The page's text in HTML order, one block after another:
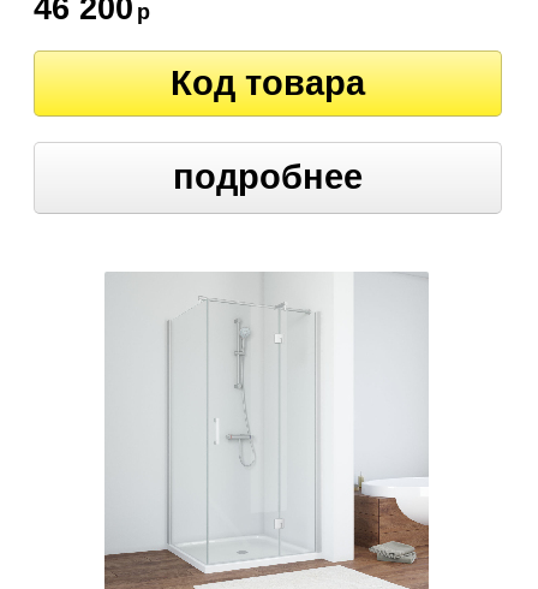
46 200 р
Код товара
подробнее